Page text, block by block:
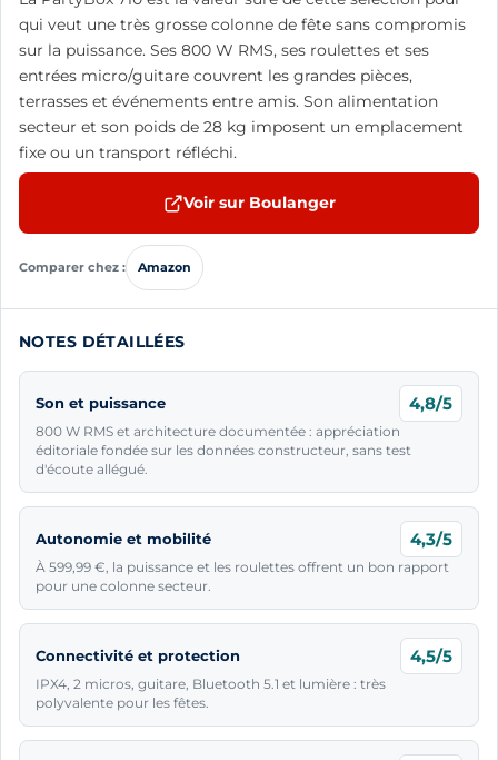
qui veut une très grosse colonne de fête sans compromis
sur la puissance. Ses 800 W RMS, ses roulettes et ses
entrées micro/guitare couvrent les grandes pièces,
terrasses et événements entre amis. Son alimentation
secteur et son poids de 28 kg imposent un emplacement
fixe ou un transport réfléchi.
Voir sur Boulanger
Comparer chez : Amazon
NOTES DÉTAILLÉES
Son et puissance 4,8/5
800 W RMS et architecture documentée : appréciation
éditoriale fondée sur les données constructeur, sans test
d'écoute allégué.
Autonomie et mobilité 4,3/5
À 599,99 €, la puissance et les roulettes offrent un bon rapport
pour une colonne secteur.
Connectivité et protection 4,5/5
IPX4, 2 micros, guitare, Bluetooth 5.1 et lumière : très
polyvalente pour les fêtes.